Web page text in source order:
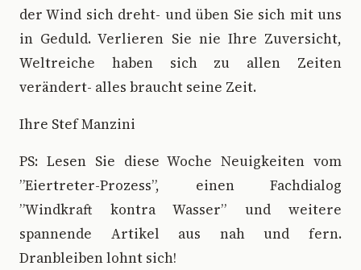
der Wind sich dreht- und üben Sie sich mit uns
in Geduld. Verlieren Sie nie Ihre Zuversicht,
Weltreiche haben sich zu allen Zeiten
verändert- alles braucht seine Zeit.
Ihre Stef Manzini
PS: Lesen Sie diese Woche Neuigkeiten vom
”Eiertreter-Prozess”, einen Fachdialog
”Windkraft kontra Wasser” und weitere
spannende Artikel aus nah und fern.
Dranbleiben lohnt sich!